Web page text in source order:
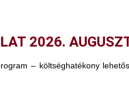
2026.
– költséghatékony